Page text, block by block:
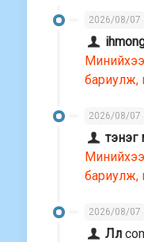
2026/08/07
бариулж,
2026/08/07
тэнэг
бариулж,
2026/08/07
Лл